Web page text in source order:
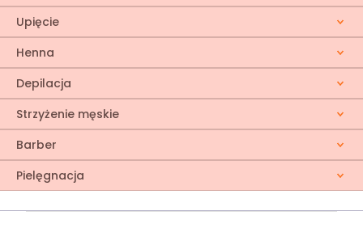
Upięcie
Henna
Depilacja
Strzyżenie męskie
Barber
Pielęgnacja